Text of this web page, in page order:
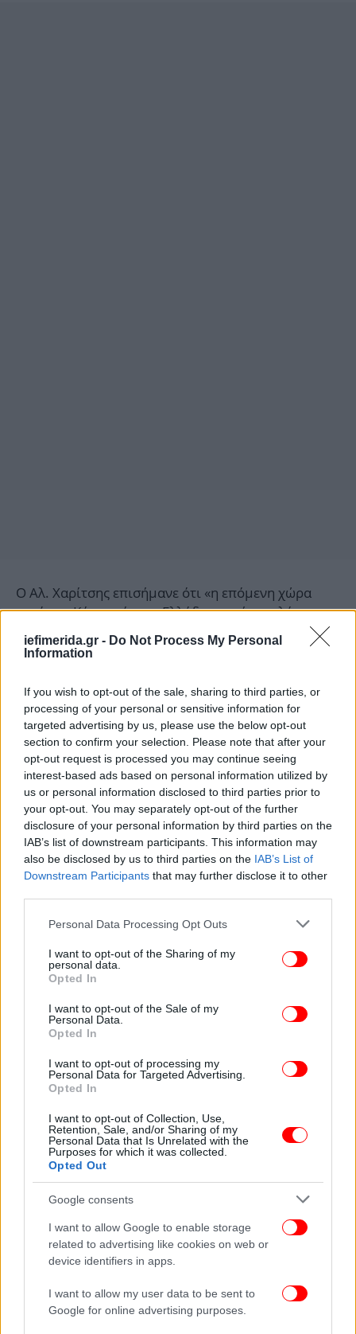
iefimerida.gr - Do Not Process My Personal
Information
If you wish to opt-out of the sale, sharing to third parties, or
processing of your personal or sensitive information for
targeted advertising by us, please use the below opt-out
section to confirm your selection. Please note that after your
opt-out request is processed you may continue seeing
interest-based ads based on personal information utilized by
us or personal information disclosed to third parties prior to
your opt-out. You may separately opt-out of the further
disclosure of your personal information by third parties on the
IAB’s list of downstream participants. This information may
also be disclosed by us to third parties on the IAB’s List of
Downstream Participants that may further disclose it to other
Please note that this website/app uses one or more Google
not limited to your visit or usage behaviour. You may click to
grant or deny consent to Google and its third-party tags to
use your data for below specified purposes in below Google
consent section.
Personal Data Processing Opt Outs
I want to opt-out of the Sharing of my
personal data.
Opted In
I want to opt-out of the Sale of my
Personal Data.
Opted In
I want to opt-out of processing my
Personal Data for Targeted Advertising.
Opted In
I want to opt-out of Collection, Use,
Retention, Sale, and/or Sharing of my
Personal Data that Is Unrelated with the
Purposes for which it was collected.
Opted Out
Google consents
I want to allow Google to enable storage
related to advertising like cookies on web or
device identifiers in apps.
I want to allow my user data to be sent to
Google for online advertising purposes.
Ο Αλ. Χαρίτσης επισήμανε ότι «η επόμενη χώρα
μετά την Κύπρο είναι η Ελλάδα» και έκανε λόγο για
«εσωτερικές αντιφάσεις» στην κυβέρνηση, μεταξύ
υπουργείων Εξωτερικών και Άμυνας, ενώ επέκρινε
ενημέρωση των πολιτικών δυνάμεων για αυτή την
αποστολή στην Κύπρο». «Όσο προφανές είναι ότι η
Ευρωπαϊκή Ένωση και η Ελλάδα έχουν ευθύνη
έναντι της Κύπρου, άλλο τόσο είναι προφανές ότι
δεν πρέπει ούτε η Ελλάδα ούτε η Κύπρος να
διολισθήσουν σε αυτόν τον πόλεμο», είπε,
προειδοποιώντας ότι «αν στόχος δεν είναι η ειρήνη
και η διπλωματία, όπως θα έπρεπε, οδεύεις με φόρα
στην άμεση εμπλοκή — η οποία, καμιά φορά
δυστυχώς, μπορεί να προκληθεί και από λάθος».
«Οι συνέπειες δεν θα είναι θεωρητικές: θα είναι
γεωπολιτικές, οικονομικές, κοινωνικές και εθνικές»
Σε ενδεχόμενη κλιμάκωση του πολέμου, συνέχισε,
«οι συνέπειες δεν θα είναι θεωρητικές: θα είναι
ενώ έβαλε στο πλάνο και τα ελληνοτουρκικά,
εκτιμώντας ότι «θα ανοίξουν μέσα σε ένα
με όρους διεθνούς δικαίου, όχι με όρους
διπλωματίας και διεθνών οργανισμών, αλλά με
όρους συναλλαγής». «Πιστεύετε πραγματικά ότι η
ταύτιση με τον Νετανιάχου θα λειτουργήσει ως
δίχτυ ασφαλείας; Δεν θα λειτουργήσει. Γιατί η
πολιτική τους, και η πολιτική Τραμπ, δεν είναι
πολιτική σταθερών συμμαχιών. Είναι πολιτική
στιγμιαίων συμφερόντων, πίεσης και
ανταλλαγμάτων», υπογράμμισε, καταλογίζοντας
στην κυβέρνηση ότι έχει «αυταπάτες»: «Όσο
υποτελής κι αν φανεί η κυβέρνηση Μητσοτάκη,
σήμερα είσαι εταίρος, αύριο είσαι απλώς ένα ακόμη
διαπραγματευτικό χαρτί στη φαρέτρα τους».